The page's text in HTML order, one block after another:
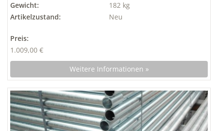
Gewicht:
182 kg
Artikelzustand:
Neu
Preis:
1.009,00 €
Weitere Informationen »